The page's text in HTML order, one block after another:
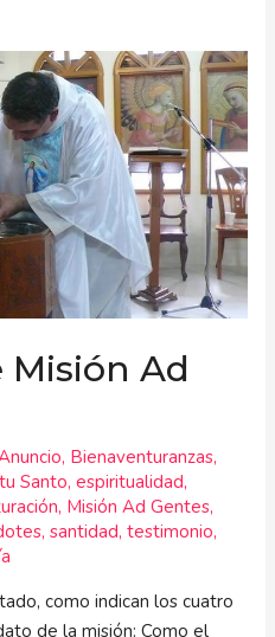
Ad
, Bienaventuranzas,
Santo,espiritualidad,
, Misión Ad Gentes,
,santidad,testimonio,
como indican los cuatro
de la misión: Como el